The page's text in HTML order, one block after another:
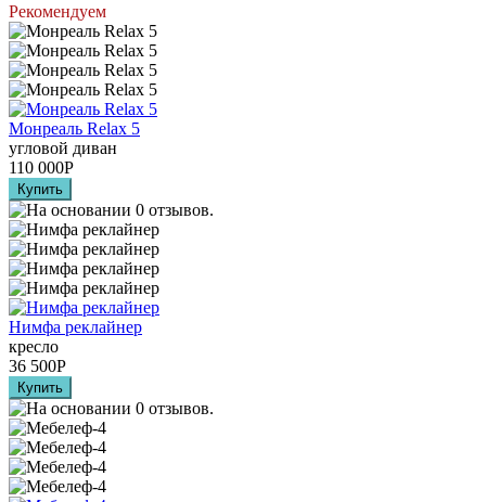
Рекомендуем
Монреаль Relax 5
угловой диван
110 000Р
Нимфа реклайнер
кресло
36 500Р